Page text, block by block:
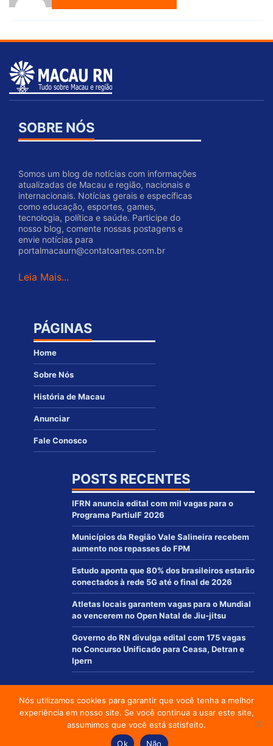
SOBRE NÓS
Somos um blog de notícias com informações
atualizadas de Macau e região, nacionais e
internacionais. Notícias gerais e específicas
como educação, esportes, games,
tecnologia, política e saúde. Participe do
nosso blog, comente nossas postagens e
envie notícias para
portalmacaurn@contatoartes.com.br
Leia Mais...
PÁGINAS
Home
Sobre Nós
História de Macau
Anunciar
Fale Conosco
POSTS RECENTES
IFRN anuncia edital com mil vagas para o
Programa PartiuIF 2026
Municípios da Região Vale Salineira recebem
aumento nos repasses do FPM
Estudo aponta que 80% dos brasileiros estarão
conectados à rede 5G até o final de 2026
Atletas locais garantem vagas para o Mundial
ao vencerem no Open Natal de Jiu-jitsu
Governo do RN divulga edital com 175 vagas
no Concurso Unificado para Ceasa, Detran e
Ipern
© 2012 - 2021 | www.macaurn.com.br - Todos os direitos reservados
Desenvolvido por:
Social media & sharing icons powered by
Nós utilizamos cookies para garantir que você tenha a melhor
experiência em nosso site. Se você continua a usar este site,
assumimos que você está satisfeito.
Ok
Não